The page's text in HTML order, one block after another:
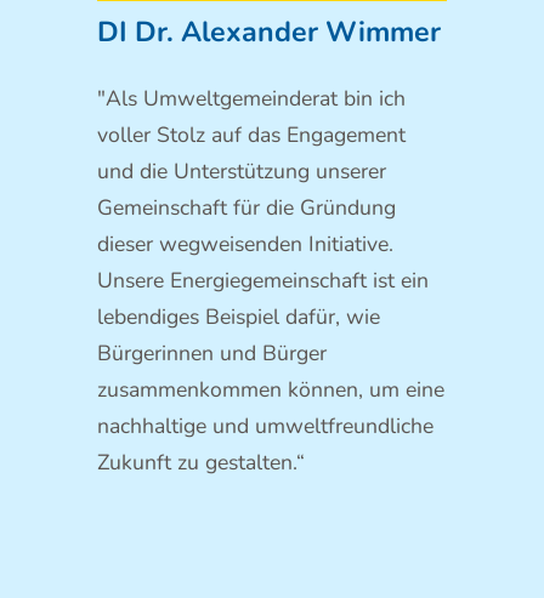
DI Dr. Alexander Wimmer
"Als Umweltgemeinderat bin ich
voller Stolz auf das Engagement
und die Unterstützung unserer
Gemeinschaft für die Gründung
dieser wegweisenden Initiative.
Unsere Energiegemeinschaft ist ein
lebendiges Beispiel dafür, wie
Bürgerinnen und Bürger
zusammenkommen können, um eine
nachhaltige und umweltfreundliche
Zukunft zu gestalten.“